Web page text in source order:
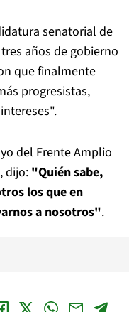
senatorial de
años de gobierno
que finalmente
progresistas,
del Frente Amplio
dijo: "Quién sabe,
los que en
a nosotros".